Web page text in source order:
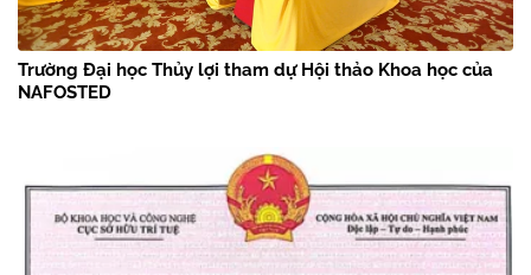
Trường Đại học Thủy lợi tham dự Hội thảo Khoa học của
NAFOSTED